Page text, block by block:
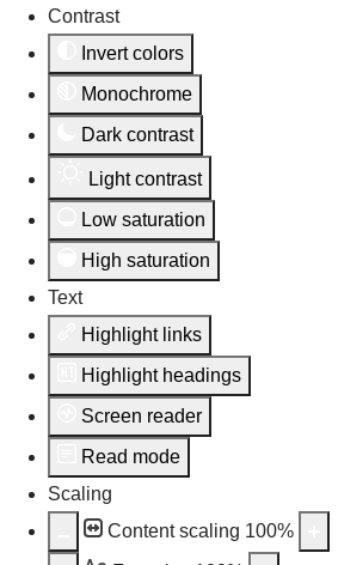
Contrast
Invert colors
Monochrome
Dark contrast
Light contrast
Low saturation
High saturation
Text
Highlight links
Highlight headings
Screen reader
Read mode
Scaling
Content scaling 100%